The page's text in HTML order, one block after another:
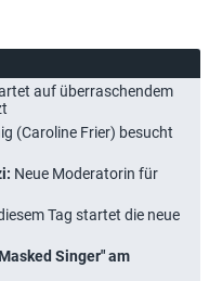
auf überraschendem
(Caroline Frier) besucht
Neue Moderatorin für
Tag startet die neue
Singer" am